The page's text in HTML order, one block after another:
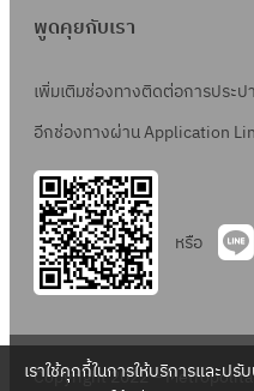
พูดคุยกับเรา
เพิ่มเติมช่องทางติดต่อการประ
อีกช่องทางผ่าน Application
หรือ
Copyright 2022 –
เราใช้คุกกี้ในการให้บริการและป